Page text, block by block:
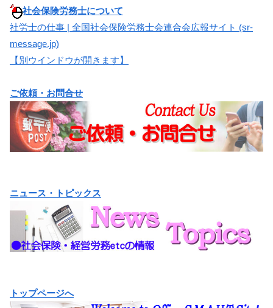
社会保険労務士について
社労士の仕事 | 全国社会保険労務士会連合会広報サイト (sr-
message.jp)
【別ウインドウが開きます】
ご依頼・お問合せ
ニュース・トピックス
トップページへ